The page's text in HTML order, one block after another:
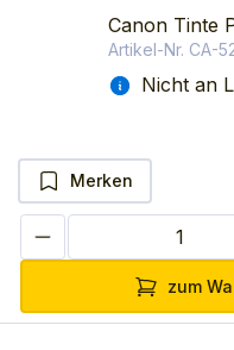
Canon Tinte
Artikel-Nr. CA-
Nicht an
Merken
zum